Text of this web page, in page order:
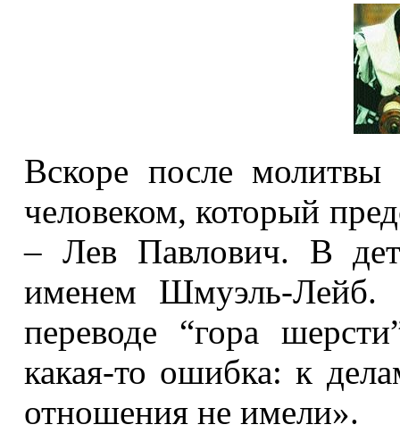
Вскоре после
человеком, который
– Лев Павлович. В
именем Шмуэль-Лейб.
переводе “гора
какая-то ошибка: к
отношения не имели».